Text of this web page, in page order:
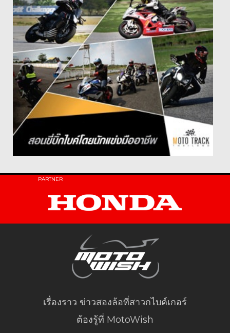
PARTNER
เรื่องราว ข่าวสองล้อที่สาวกไบค์เกอร์
ต้องรู้ที่ MotoWish